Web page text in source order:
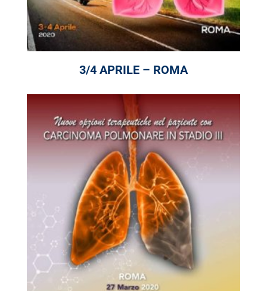
3/4 APRILE – ROMA